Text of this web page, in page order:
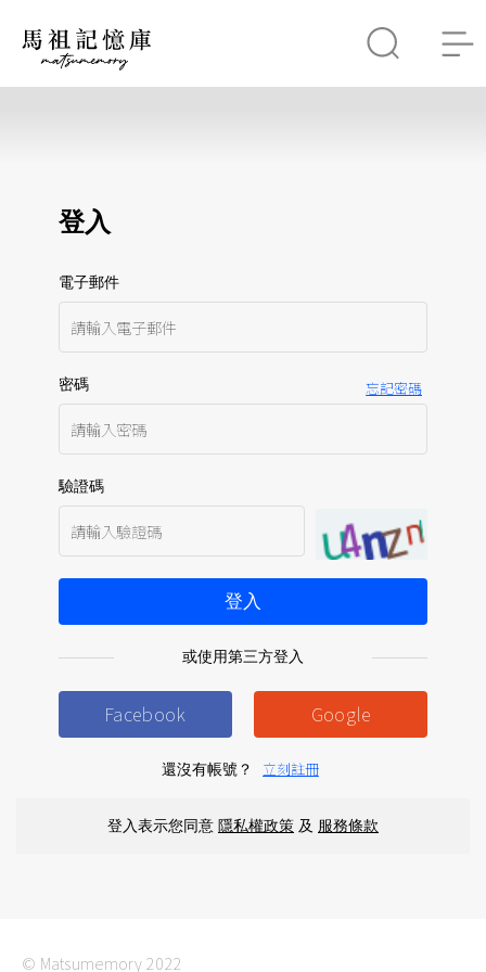
登入
電子郵件
密碼 忘記密碼
驗證碼
登入
還沒有帳號？ 立刻註冊
登入表示您同意 隱私權政策 及 服務條款
© Matsumemory 2022